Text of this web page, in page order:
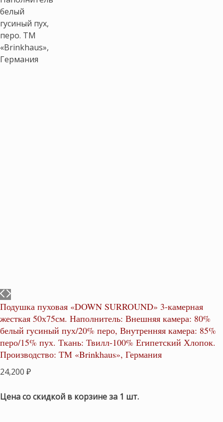
Подушка пуховая «DOWN SURROUND» 3-камерная
жесткая 50х75см. Наполнитель: Внешняя камера: 80%
белый гусиный пух/20% перо, Внутренняя камера: 85%
перо/15% пух. Ткань: Твилл-100% Египетский Хлопок.
Производство: ТМ «Brinkhaus», Германия
24,200 ₽
Цена со скидкой в корзине за 1 шт.